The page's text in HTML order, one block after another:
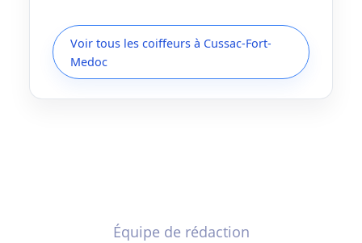
Voir tous les coiffeurs à Cussac-Fort-
Medoc
Équipe de rédaction